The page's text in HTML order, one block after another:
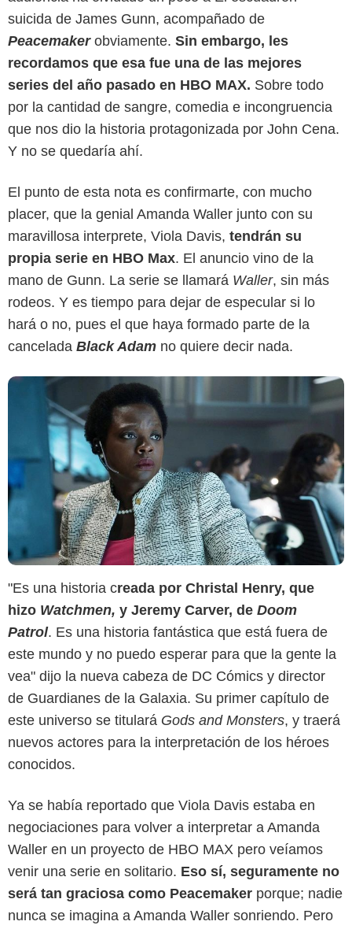
suicida de James Gunn, acompañado de
Peacemakerobviamente. Sin embargo, les
recordamos que esa fue una de las mejores
series del año pasado en HBO MAX. Sobre todo
por la cantidad de sangre, comedia e incongruencia
que nos dio la historia protagonizada por John Cena.
Y no se quedaría ahí.
El punto de esta nota es confirmarte, con mucho
placer, que la genial Amanda Waller junto con su
maravillosa interprete, Viola Davis, tendrán su
propia serie en HBO Max. El anuncio vino de la
mano de Gunn. La serie se llamará Waller, sin más
rodeos. Y es tiempo para dejar de especular si lo
hará o no, pues el que haya formado parte de la
cancelada Black Adam no quiere decir nada.
HBO MAX
"Es una historia creada por Christal Henry, que
hizo Watchmen, y Jeremy Carver, de Doom
Patrol. Es una historia fantástica que está fuera de
este mundo y no puedo esperar para que la gente la
vea" dijo la nueva cabeza de DC Cómics y director
de Guardianes de la Galaxia. Su primer capítulo de
este universo se titulará Gods and Monsters, y traerá
nuevos actores para la interpretación de los héroes
conocidos.
Ya se había reportado que Viola Davis estaba en
negociaciones para volver a interpretar a Amanda
Waller en un proyecto de HBO MAX pero veíamos
venir una serie en solitario. Eso sí, seguramente no
será tan graciosa como Peacemaker porque; nadie
nunca se imagina a Amanda Waller sonriendo. Pero